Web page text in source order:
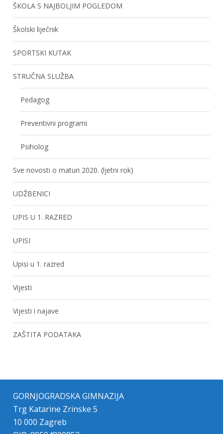
ŠKOLA S NAJBOLJIM POGLEDOM
Školski liječnik
SPORTSKI KUTAK
STRUČNA SLUŽBA
Pedagog
Preventivni programi
Psiholog
Sve novosti o maturi 2020. (ljetni rok)
UDŽBENICI
UPIS U 1. RAZRED
UPISI
Upisi u 1. razred
Vijesti
Vijesti i najave
ZAŠTITA PODATAKA
GORNJOGRADSKA GIMNAZIJA
Trg Katarine Zrinske 5
10 000 Zagreb